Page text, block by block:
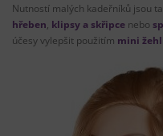
Nutností malých kadeřníků jsou
hřeben, klipsy a skřipce nebo
účesy vylepšit použitím mini